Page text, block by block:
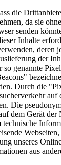
die
da sie
senden
Inhalte
deren
der
genannte
Durch die
auf
Die
dem Gerät der
technische
unseres
aus